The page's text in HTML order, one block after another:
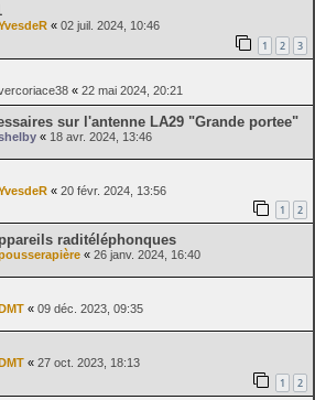
« 02 juil. 2024, 10:46
1 2 3
« 22 mai 2024, 20:21
sur l'antenne LA29 "Grande portee"
« 18 avr. 2024, 13:46
« 20 févr. 2024, 13:56
1 2
raditéléphonques
« 26 janv. 2024, 16:40
DMT « 09 déc. 2023, 09:35
DMT « 27 oct. 2023, 18:13
1 2